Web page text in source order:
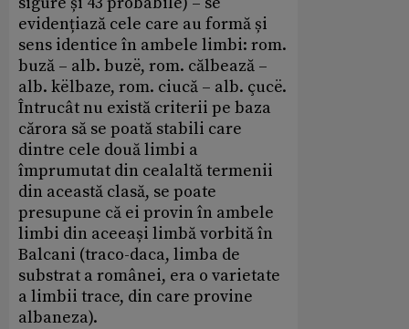
evidențiază cele care au formă și
sens identice în ambele limbi: rom.
buză – alb. buzë, rom. călbează –
alb. këlbaze, rom. ciucă – alb. çucë.
Întrucât nu există criterii pe baza
cărora să se poată stabili care
dintre cele două limbi a
împrumutat din cealaltă termenii
din această clasă, se poate
presupune că ei provin în ambele
limbi din aceeași limbă vorbită în
Balcani (traco-daca, limba de
substrat a românei, era o varietate
a limbii trace, din care provine
albaneza).